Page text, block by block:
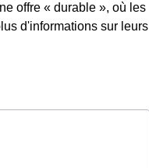
offre « durable », où les
d'informations sur leurs